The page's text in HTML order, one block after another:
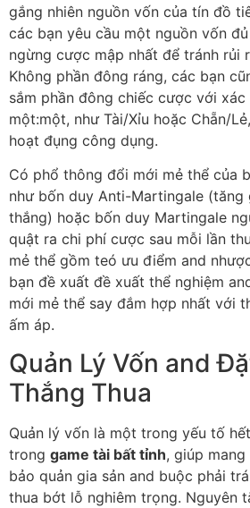
gắng nhiên nguồn vốn của tín đồ
các bạn yêu cầu một nguồn vốn
ngừng cược mập nhất để tránh rủi
Không phần đông ráng, các bạn
sắm phần đông chiếc cược với
một:một, như Tài/Xỉu hoặc Chẵn/
hoạt đụng công dụng.
Có phổ thông đổi mới mẻ thể của
như bốn duy Anti-Martingale (tăng
thắng) hoặc bốn duy Martingale
quật ra chi phí cược sau mỗi lần
mẻ thể gồm teó ưu điểm and
bạn đề xuất đề xuất thể nghiệm
mới mẻ thể say đắm hợp nhất với
ấm áp.
Quản Lý Vốn and
Thắng Thua
Quản lý vốn là một trong yếu tố
trong game tài bất tỉnh, giúp
bảo quản gia sản and buộc phải
thua bớt lỗ nghiêm trọng. Nguyên